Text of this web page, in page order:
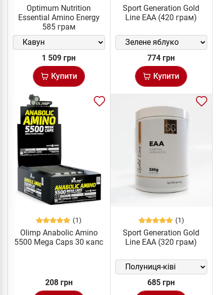
Optimum Nutrition
Essential Amino Energy
585 грам
1 509 грн
Купити
Sport Generation Gold
Line EAA (420 грам)
774 грн
Купити
(1)
Olimp Anabolic Amino
5500 Mega Caps 30 капс
208 грн
(1)
Sport Generation Gold
Line EAA (320 грам)
685 грн